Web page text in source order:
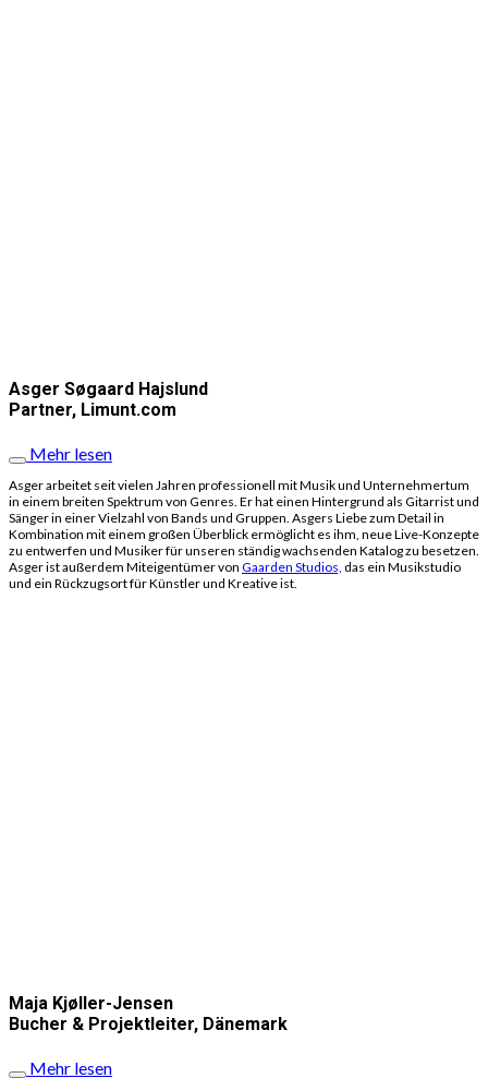
Asger Søgaard Hajslund
Partner, Limunt.com
Mehr lesen
Asger arbeitet seit vielen Jahren professionell mit Musik und Unternehmertum
in einem breiten Spektrum von Genres. Er hat einen Hintergrund als Gitarrist und
Sänger in einer Vielzahl von Bands und Gruppen. Asgers Liebe zum Detail in
Kombination mit einem großen Überblick ermöglicht es ihm, neue Live-Konzepte
zu entwerfen und Musiker für unseren ständig wachsenden Katalog zu besetzen.
Asger ist außerdem Miteigentümer von Gaarden Studios, das ein Musikstudio
und ein Rückzugsort für Künstler und Kreative ist.
Maja Kjøller-Jensen
Bucher & Projektleiter, Dänemark
Mehr lesen